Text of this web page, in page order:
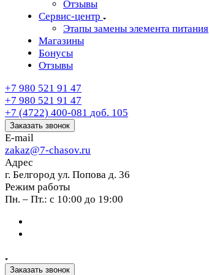
Отзывы
Сервис-центр
Этапы замены элемента питания
Магазины
Бонусы
Отзывы
+7 980 521 91 47
+7 980 521 91 47
+7 (4722) 400-081 доб. 105
Заказать звонок
E-mail
zakaz@7-chasov.ru
Адрес
г. Белгород ул. Попова д. 36
Режим работы
Пн. – Пт.: с 10:00 до 19:00
Заказать звонок